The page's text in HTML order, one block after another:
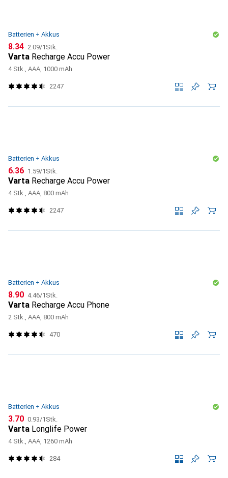
Batterien + Akkus
CHF
8.34 CHF
2.09/1Stk.
Varta Recharge Accu Power
4 Stk., AAA, 1000 mAh
2247
Batterien + Akkus
CHF
6.36 CHF
1.59/1Stk.
Varta Recharge Accu Power
4 Stk., AAA, 800 mAh
2247
Batterien + Akkus
CHF
8.90 CHF
4.46/1Stk.
Varta Recharge Accu Phone
2 Stk., AAA, 800 mAh
470
Batterien + Akkus
CHF
3.70 CHF
0.93/1Stk.
Varta Longlife Power
4 Stk., AAA, 1260 mAh
284